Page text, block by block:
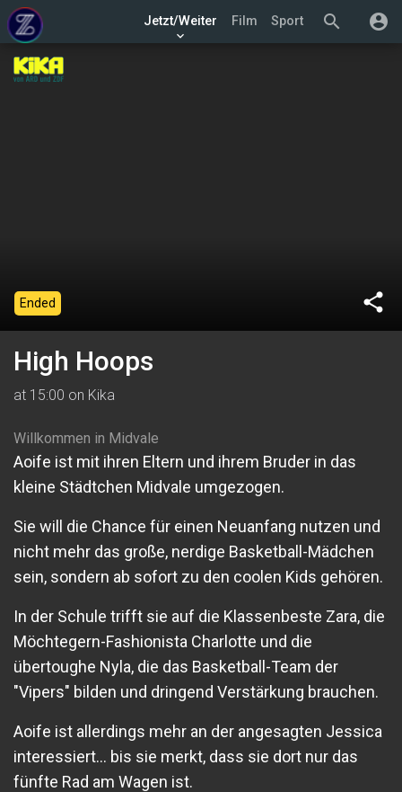
search account_circle
Jetzt/Weiter
keyboard_arrow_down
Film Sport
share
Ended
High Hoops
at 15:00 on Kika
Willkommen in Midvale
Aoife ist mit ihren Eltern und ihrem Bruder in das
kleine Städtchen Midvale umgezogen.
Sie will die Chance für einen Neuanfang nutzen und
nicht mehr das große, nerdige Basketball-Mädchen
sein, sondern ab sofort zu den coolen Kids gehören.
In der Schule trifft sie auf die Klassenbeste Zara, die
Möchtegern-Fashionista Charlotte und die
übertoughe Nyla, die das Basketball-Team der
"Vipers" bilden und dringend Verstärkung brauchen.
Aoife ist allerdings mehr an der angesagten Jessica
interessiert... bis sie merkt, dass sie dort nur das
fünfte Rad am Wagen ist.